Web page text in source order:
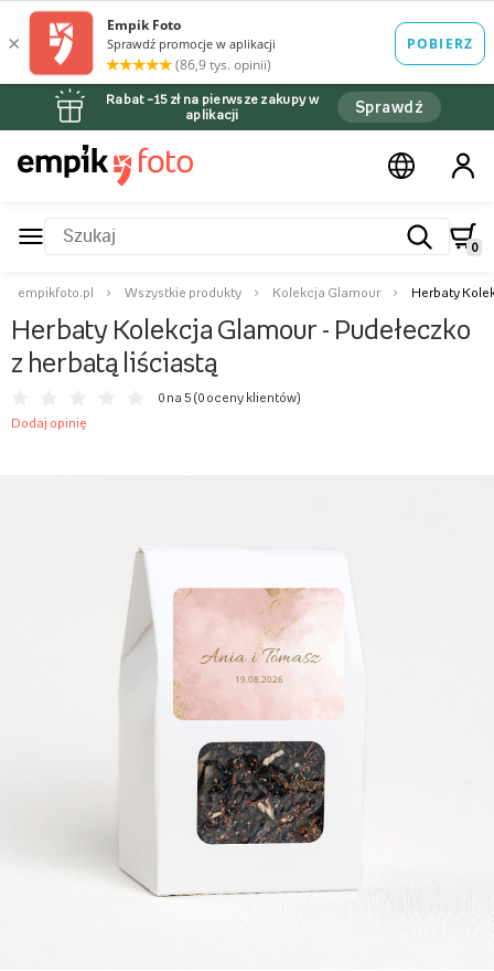
Rabat –15 zł na pierwsze zakupy w
aplikacji
Sprawdź
0
empikfoto.pl Wszystkie produkty Kolekcja Glamour Herbaty
Herbaty Kolekcja Glamour - Pudełeczko
z herbatą liściastą
0 na 5 (0 oceny klientów)
Dodaj opinię
Ania i Tomasz
19.08.2026